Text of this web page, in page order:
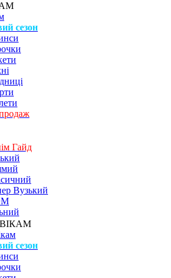
сезон
Гайд
Вузький
сезон